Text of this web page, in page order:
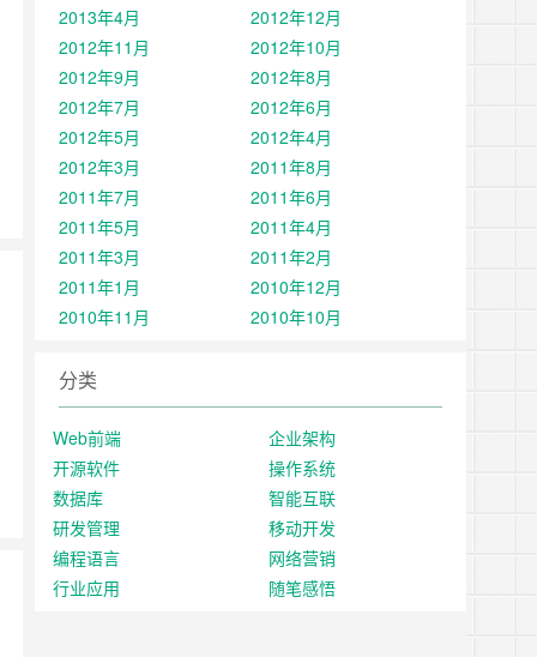
2013年4月
2012年12月
2012年11月
2012年10月
2012年9月
2012年8月
2012年7月
2012年6月
2012年5月
2012年4月
2012年3月
2011年8月
2011年7月
2011年6月
2011年5月
2011年4月
2011年3月
2011年2月
2011年1月
2010年12月
2010年11月
2010年10月
分类
Web前端
企业架构
开源软件
操作系统
数据库
智能互联
研发管理
移动开发
编程语言
网络营销
行业应用
随笔感悟